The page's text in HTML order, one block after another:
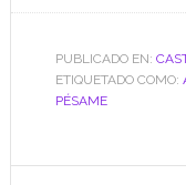
PUBLICADO EN:
ETIQUETADO COMO:
PÉSAME